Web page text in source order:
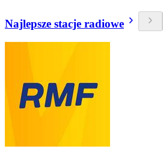
Najlepsze stacje radiowe